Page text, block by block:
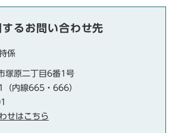
るお問い合わせ先
係
塚原二丁目6番1号
内線665・666）
せはこちら